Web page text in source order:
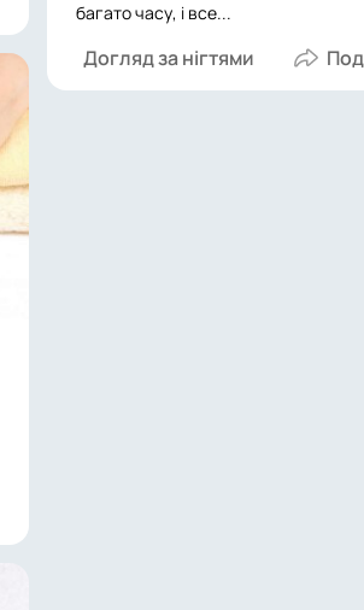
багато часу, і все...
Догляд за нігтями